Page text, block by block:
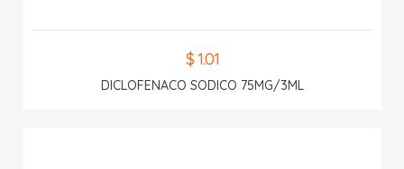
$ 1.01
DICLOFENACO SODICO 75MG/3ML